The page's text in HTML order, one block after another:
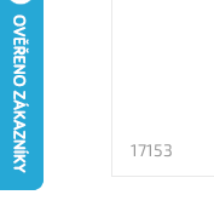
17153